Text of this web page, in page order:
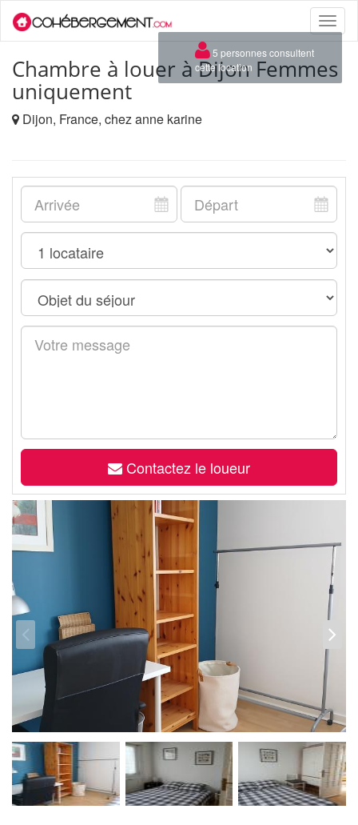
Toggle
Chambre à louer à Dijon Femmes
uniquement
Dijon, France, chez anne karine
Contactez le loueur
×
5 personnes consultent
cette location